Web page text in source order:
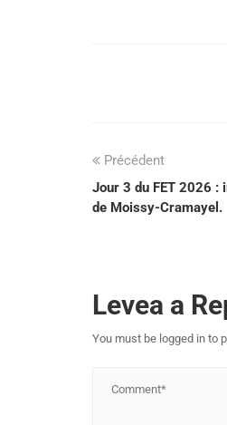
Précédent
Jour 3 du FET 2026 :
de Moissy-Cramayel.
Levea a
You must be logged in to